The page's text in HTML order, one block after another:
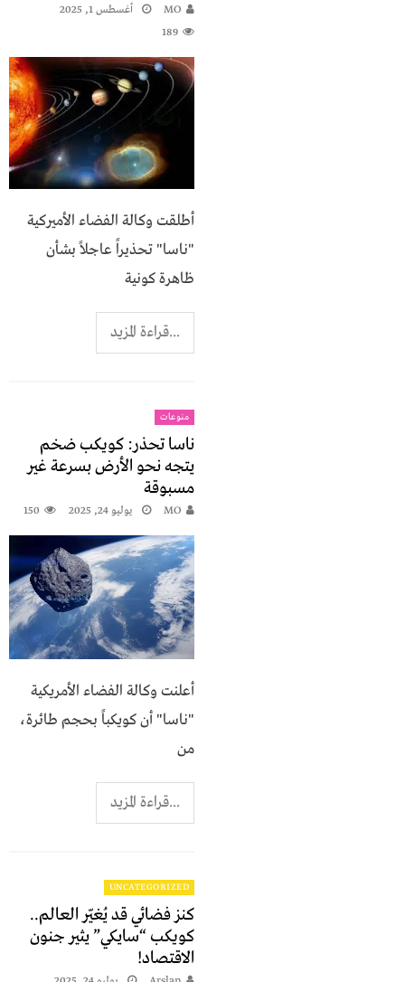
MO
أغسطس 1, 2025
189
أطلقت وكالة الفضاء الأميركية
"ناسا" تحذيراً عاجلاً بشأن
ظاهرة كونية
...قراءة المزيد
منوعات
ناسا تحذر: كويكب ضخم
يتجه نحو الأرض بسرعة غير
مسبوقة
MO يوليو 24, 2025 150
أعلنت وكالة الفضاء الأمريكية
"ناسا" أن كويكباً بحجم طائرة،
من
...قراءة المزيد
UNCATEGORIZED
كنز فضائي قد يُغيّر العالم..
كويكب “سايكي” يثير جنون
الاقتصاد!